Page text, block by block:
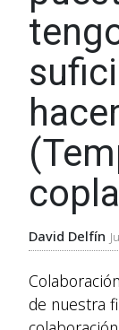
David Delfín
de nuestra